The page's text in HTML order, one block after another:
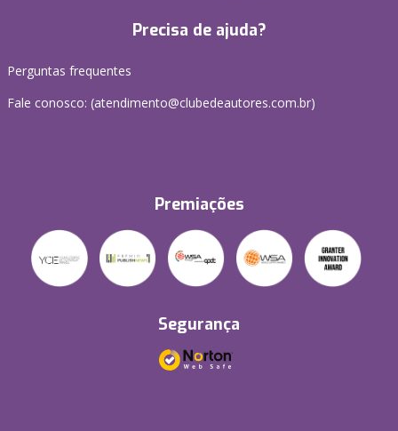
Precisa de ajuda?
Perguntas frequentes
Fale conosco: (atendimento@clubedeautores.com.br)
Premiações
Segurança